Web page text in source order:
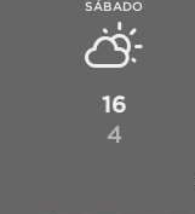
SÁBADO
16
4